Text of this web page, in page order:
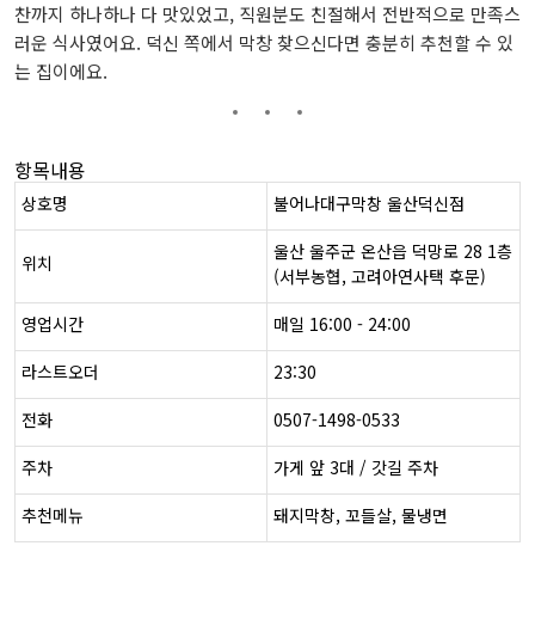
찬까지 하나하나 다 맛있었고, 직원분도 친절해서 전반적으로 만족스
러운 식사였어요. 덕신 쪽에서 막창 찾으신다면 충분히 추천할 수 있
는 집이에요.
항목내용
상호명 불어나대구막창 울산덕신점
위치
울산 울주군 온산읍 덕망로 28 1층
(서부농협, 고려아연사택 후문)
영업시간
매일 16:00 - 24:00
라스트오더
23:30
전화
0507-1498-0533
주차
가게 앞 3대 / 갓길 주차
추천메뉴
돼지막창, 꼬들살, 물냉면